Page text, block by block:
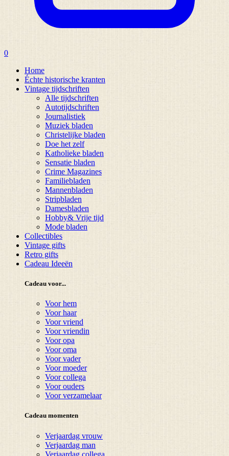
0
Home
Échte historische kranten
Vintage tijdschriften
Alle tijdschriften
Autotijdschriften
Journalistiek
Muziek bladen
Christelijke bladen
Doe het zelf
Katholieke bladen
Sensatie bladen
Crime Magazines
Familiebladen
Mannenbladen
Stripbladen
Damesbladen
Hobby& Vrije tijd
Mode bladen
Collectibles
Vintage gifts
Retro gifts
Cadeau Ideeën
Cadeau voor...
Voor hem
Voor haar
Voor vriend
Voor vriendin
Voor opa
Voor oma
Voor vader
Voor moeder
Voor collega
Voor ouders
Voor verzamelaar
Cadeau momenten
Verjaardag vrouw
Verjaardag man
Verjaardag collega